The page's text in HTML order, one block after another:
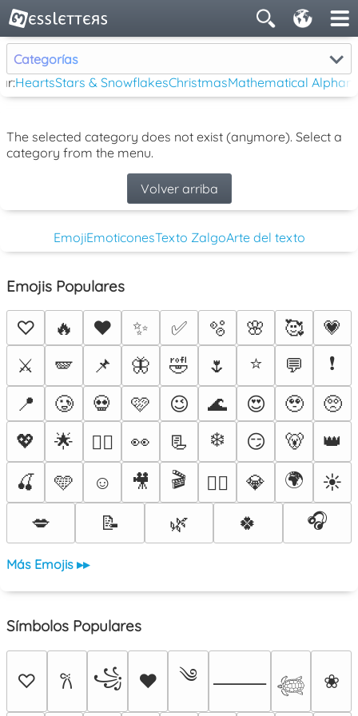
Categorías
HeartsStars & SnowflakesChristmasMathematical
The selected category does not exist (anymore). Select a
category from the menu.
Volver arriba
EmojiEmoticonesTexto ZalgoArte del texto
Emojis Populares
♡ 🔥 ❤️ ✨ ✅ 🫧 🌸 🥰
💗
⚔️
🪽 📌 🦋 🤣 🌷 ⭐ 💬
❗
📍
🥲 💀 🩷 😉 🌊 😍 🥹
🥺
💖
🌟 ❤️‍🔥 👀 📃 ❄️ 😏 🐻
👑
🍒
🩵 ☺️ 🎥 🎬 🐦‍🔥 💎 🌍
☀️
💋
📝 🌿 🍀 🎧
Más Emojis ▸▸
Símbolos Populares
♡ 𐙚 ꧁ ♥ ༄ ⸻ 𓆉 ❀